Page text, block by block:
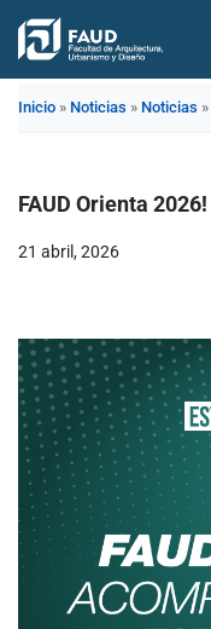
Saltar
Inicio » Noticias » Noticias »
FAUD Orienta 2026!
21 abril, 2026